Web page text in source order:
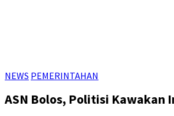
NEWS PEMERINTAHAN
ASN Bolos, Politisi Kawakan